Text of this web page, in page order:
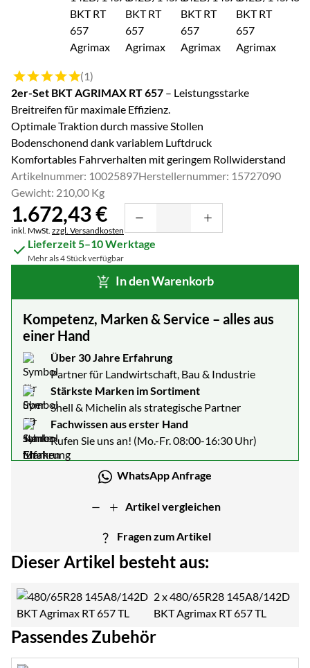
Bewertung: 5 von 5 (1 Bewertungen)
(1)
2er-Set BKT AGRIMAX RT 657 – Leistungsstarke
Breitreifen für maximale Effizienz.
Optimale Traktion durch massive Stollen
Bodenschonend dank variablem Luftdruck
Komfortables Fahrverhalten mit geringem Rollwiderstand
Artikelnummer: 10025897Herstellernummer: 15727090
Gewicht: 210,00 Kg
1.672,43€
Steuerhinweis:
inkl. MwSt. zzgl. Versandkosten
Lieferzeit 5–10 Werktage
Mehr als 4 Stück verfügbar
In den Warenkorb
Kompetenz, Marken & Service – alles aus
einer Hand
Über 30 Jahre Erfahrung
Partner für Landwirtschaft, Bau & Industrie
Stärkste Marken im Sortiment
Shell & Michelin als strategische Partner
Fachwissen aus erster Hand
Rufen Sie uns an! (Mo.-Fr. 08:00-16:30 Uhr)
WhatsApp Anfrage
Artikel vergleichen
Fragen zum Artikel
Dieser Artikel besteht aus:
2 x480/65R28 145A8/142D
BKT Agrimax RT 657 TL
Passendes Zubehör
Zubehör überspringen